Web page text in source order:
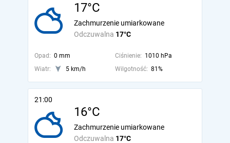
17°C
Odczuwalna 17°C
Zachmurzenie umiarkowane
Opad: 0 mm Ciśnienie: 1010 hPa
Wiatr:
5 km/h Wilgotność: 81%
21:00
16°C
Odczuwalna 17°C
Zachmurzenie umiarkowane